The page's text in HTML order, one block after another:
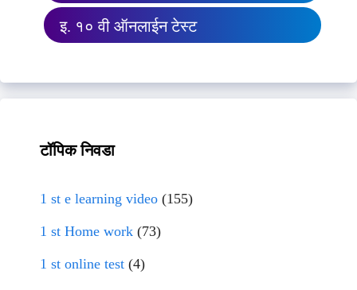
इ. १० वी ऑनलाईन टेस्ट
टॉपिक निवडा
1 st e learning video (155)
1 st Home work (73)
1 st online test (4)